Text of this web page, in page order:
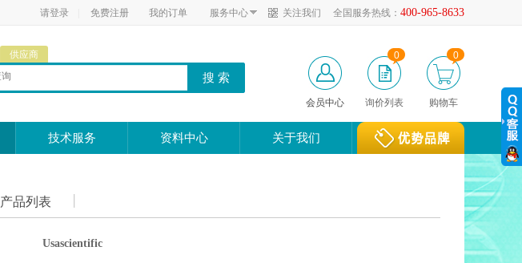
全国服务热线： 400-965-8633
关注我们
服务中心
请登录 免费注册 我的订单
供应商
会员中心 询价列表
0
购物车
0
技术服务 资料中心 关于我们
产品列表
Usascientific